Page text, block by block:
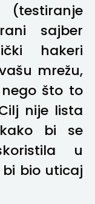
sajber
hakeri
mrežu,
što to
nije lista
bi se
u
bio uticaj